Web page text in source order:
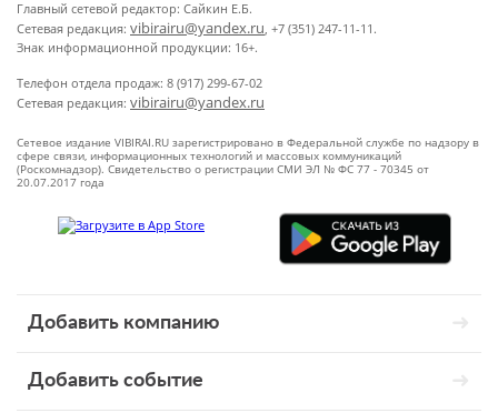
Главный сетевой редактор: Сайкин Е.Б.
Сетевая редакция: vibirairu@yandex.ru, +7 (351) 247-11-11.
Знак информационной продукции: 16+.
Телефон отдела продаж: 8 (917) 299-67-02
Сетевая редакция: vibirairu@yandex.ru
Сетевое издание VIBIRAI.RU зарегистрировано в Федеральной службе по надзору в
сфере связи, информационных технологий и массовых коммуникаций
(Роскомнадзор). Свидетельство о регистрации СМИ ЭЛ № ФС 77 - 70345 от
20.07.2017 года
Добавить компанию
Добавить событие